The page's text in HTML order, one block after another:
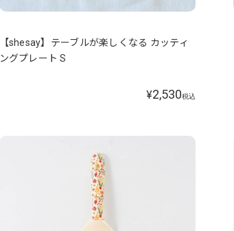
【shesay】テーブルが楽しくなる カッティ
ングプレート S
¥2,530税込